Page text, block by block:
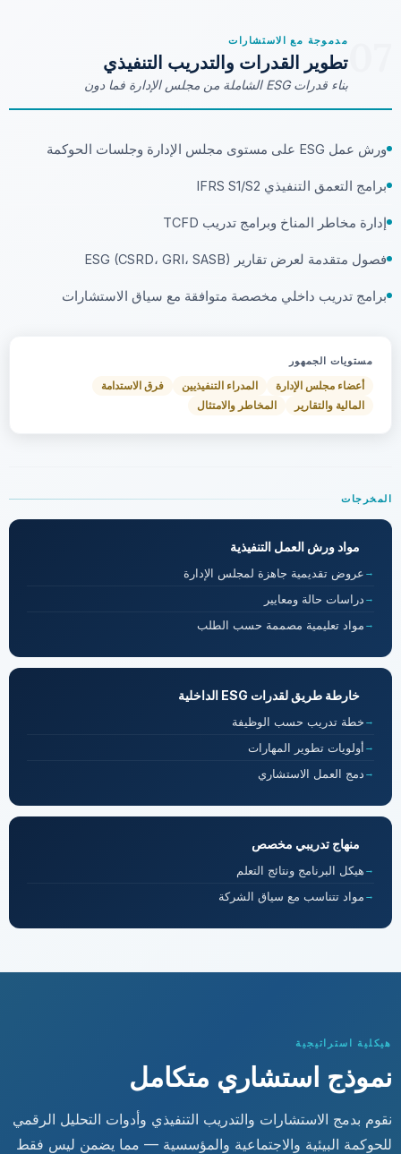
مدموجة مع الاستشارات
تطوير القدرات والتدريب التنفيذي
بناء قدرات ESG الشاملة من مجلس الإدارة فما دون
ورش عمل ESG على مستوى مجلس الإدارة وجلسات الحوكمة
برامج التعمق التنفيذي IFRS S1/S2
إدارة مخاطر المناخ وبرامج تدريب TCFD
فصول متقدمة لعرض تقارير ESG (CSRD، GRI، SASB)
برامج تدريب داخلي مخصصة متوافقة مع سياق الاستشارات
مستويات الجمهور
أعضاء مجلس الإدارة
المدراء التنفيذيين
فرق الاستدامة
المالية والتقارير
المخاطر والامتثال
المخرجات
مواد ورش العمل التنفيذية
عروض تقديمية جاهزة لمجلس الإدارة
دراسات حالة ومعايير
مواد تعليمية مصممة حسب الطلب
خارطة طريق لقدرات ESG الداخلية
خطة تدريب حسب الوظيفة
أولويات تطوير المهارات
دمج العمل الاستشاري
منهاج تدريبي مخصص
هيكل البرنامج ونتائج التعلم
مواد تتناسب مع سياق الشركة
هيكلية استراتيجية
نموذج استشاري متكامل
نقوم بدمج الاستشارات والتدريب التنفيذي وأدوات التحليل الرقمي
للحوكمة البيئية والاجتماعية والمؤسسية — مما يضمن ليس فقط